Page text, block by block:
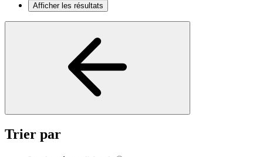
Afficher les résultats
Trier par